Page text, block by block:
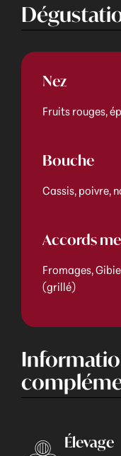
Nez
Fruits rouges,
Bouche
Cassis, poivre,
Accords
Fromages,
(grillé)
Élevage